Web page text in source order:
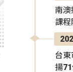
南澳
課
台
揚